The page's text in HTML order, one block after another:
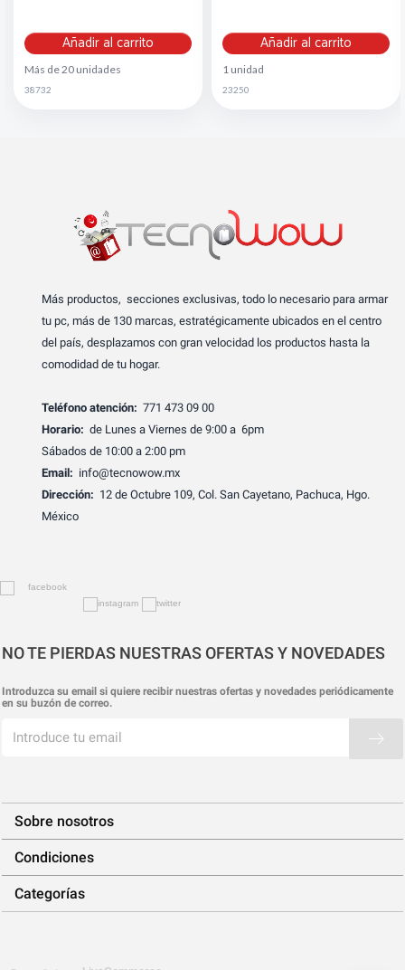
Añadir al carrito
Más de 20 unidades
38732
Añadir al carrito
1 unidad
23250
Más productos, secciones exclusivas, todo lo necesario para armar
tu pc, más de 130 marcas, estratégicamente ubicados en el centro
del país, desplazamos con gran velocidad los productos hasta la
comodidad de tu hogar.
Teléfono atención: 771 473 09 00
Horario: de Lunes a Viernes de 9:00 a 6pm
Sábados de 10:00 a 2:00 pm
Email: info@tecnowow.mx
Dirección: 12 de Octubre 109, Col. San Cayetano, Pachuca, Hgo.
México
NO TE PIERDAS NUESTRAS OFERTAS Y NOVEDADES
Introduzca su email si quiere recibir nuestras ofertas y novedades periódicamente
en su buzón de correo.
Sobre nosotros
Condiciones
Categorías